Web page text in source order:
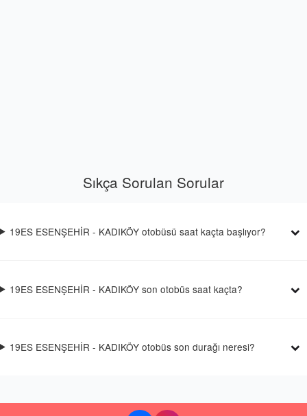
Sıkça Sorulan Sorular
19ES ESENŞEHİR - KADIKÖY otobüsü saat kaçta başlıyor?
19ES ESENŞEHİR - KADIKÖY son otobüs saat kaçta?
19ES ESENŞEHİR - KADIKÖY otobüs son durağı neresi?